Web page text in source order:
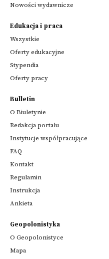
Nowości wydawnicze
Edukacja i praca
Wszystkie
Oferty edukacyjne
Stypendia
Oferty pracy
Bulletin
O Biuletynie
Redakcja portalu
Instytucje współpracujące
FAQ
Kontakt
Regulamin
Instrukcja
Ankieta
Geopolonistyka
O Geopolonistyce
Mapa